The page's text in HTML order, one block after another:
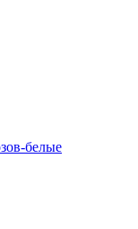
белые